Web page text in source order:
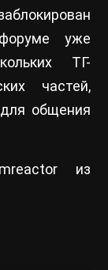
уже
ТГ-
частей,
общения
из